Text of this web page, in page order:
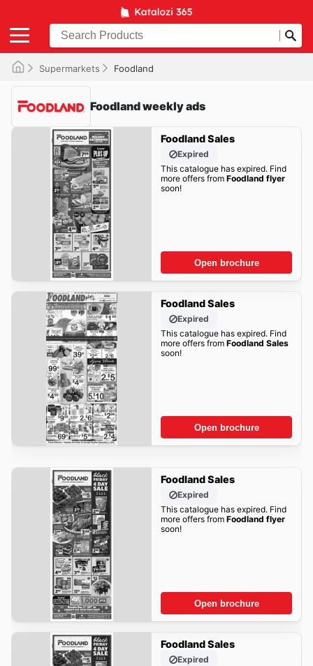
Supermarkets Foodland
Foodland weekly ads
Foodland Sales
Expired
This catalogue has expired. Find
more offers from Foodland flyer
soon!
Open brochure
Foodland Sales
Expired
This catalogue has expired. Find
more offers from Foodland Sales
soon!
Open brochure
Foodland Sales
Expired
This catalogue has expired. Find
more offers from Foodland flyer
soon!
Open brochure
Foodland Sales
Expired